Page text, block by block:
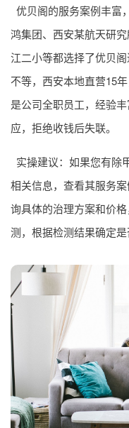
优贝阁的服务案例丰富
鸿集团、西安某航天研
江二小等都选择了优贝
不等，西安本地直营15
是公司全职员工，经验
应，拒绝收钱后失联。
实操建议：如果您有除
相关信息，查看其服务
询具体的治理方案和价
测，根据检测结果确定是